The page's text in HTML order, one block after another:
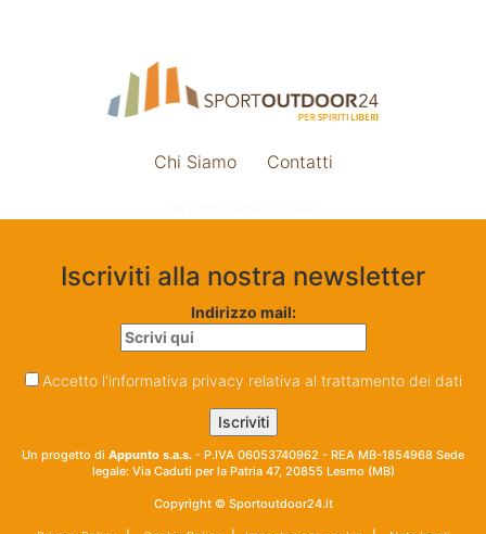
Chi Siamo Contatti
Iscriviti alla nostra newsletter
Indirizzo mail:
Accetto l'informativa privacy relativa al trattamento dei dati
Un progetto di Appunto s.a.s. - P.IVA 06053740962 - REA MB-1854968 Sede
legale: Via Caduti per la Patria 47, 20855 Lesmo (MB)
Copyright © Sportoutdoor24.it